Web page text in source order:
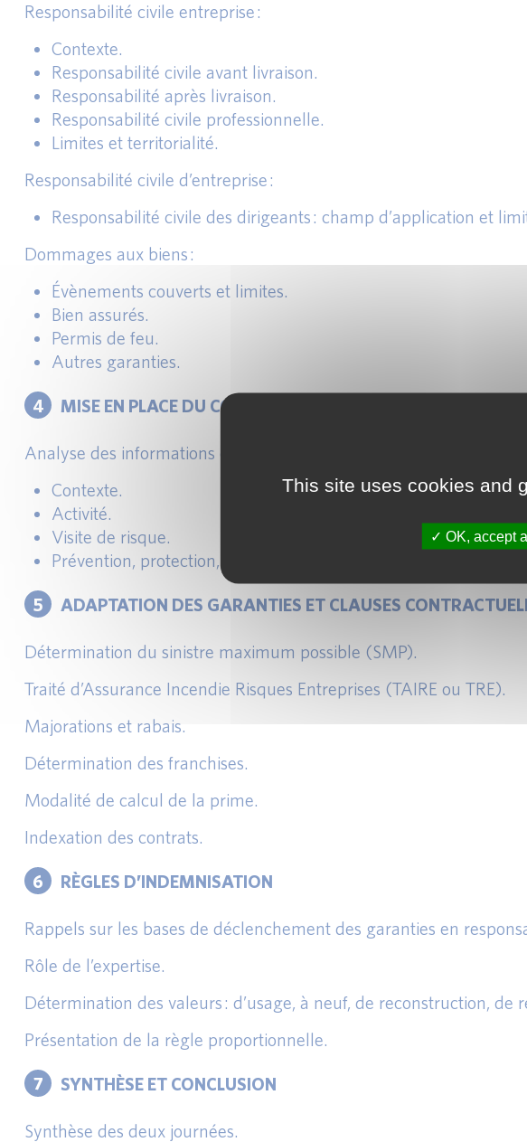
Responsabilité civile entreprise :
Contexte.
Responsabilité civile avant livraison.
Responsabilité après livraison.
Responsabilité civile professionnelle.
Limites et territorialité.
Responsabilité civile d’entreprise :
Responsabilité civile des dirigeants : champ d’application et
Dommages aux biens :
Évènements couverts et limites.
Bien assurés.
Permis de feu.
Autres garanties.
4 MISE EN PLACE DU CONTRAT D’ASSURANCE
Analyse des informations et diagnostic :
Contexte.
Activité.
Visite de risque.
Prévention, protection, recommandations.
5 ADAPTATION DES GARANTIES ET CLAUSES
Détermination du sinistre maximum possible (SMP).
Traité d’Assurance Incendie Risques Entreprises (TAIRE ou TRE).
Majorations et rabais.
Détermination des franchises.
Modalité de calcul de la prime.
Indexation des contrats.
6 RÈGLES D’INDEMNISATION
Rappels sur les bases de déclenchement des garanties en
Rôle de l’expertise.
Détermination des valeurs : d’usage, à neuf, de reconstruction, de
Présentation de la règle proportionnelle.
7 SYNTHÈSE ET CONCLUSION
Synthèse des deux journées.
This site uses cookies and
OK, accept